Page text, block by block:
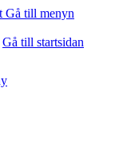
Gå till menyn
Gå till startsidan